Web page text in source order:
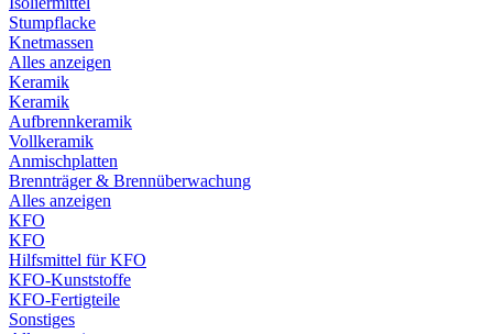
Stumpflacke
Knetmassen
Alles anzeigen
Keramik
Keramik
Aufbrennkeramik
Vollkeramik
Anmischplatten
Brennträger & Brennüberwachung
Alles anzeigen
KFO
KFO
Hilfsmittel für KFO
KFO-Kunststoffe
KFO-Fertigteile
Sonstiges